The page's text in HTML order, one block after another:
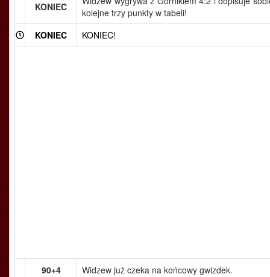
KONIEC
kolejne trzy punkty w tabeli!
KONIEC
KONIEC!
90+4
Widzew już czeka na końcowy gwizdek.